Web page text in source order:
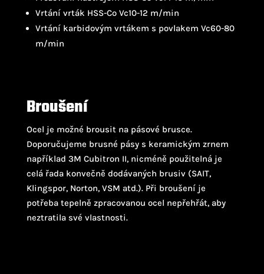
Vrtání vrták HSS-Co Vc10-12 m/min
Vrtání karbidovým vrtákem s povlakem Vc60-80
m/min
Broušení
Ocel je možné brousit na pásové brusce.
Doporučujeme brusné pásy s keramickým zrnem
například 3M Cubitron II, nicméně použitelná je
celá řada konvečně dodávaných brusiv (SAIT,
Klingspor, Norton, VSM atd.). Při broušení je
potřeba tepelně zpracovanou ocel nepřehřát, aby
neztratila své vlastnosti.